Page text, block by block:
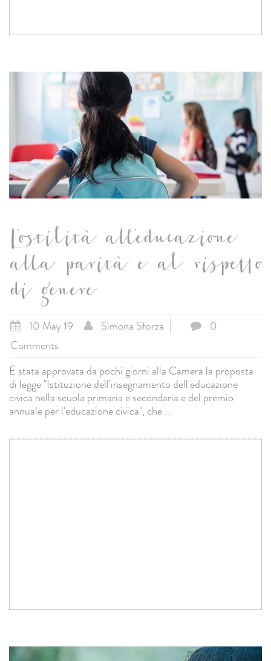
L'ostilità all'educazione
alla parità e al rispetto
di genere
10 May 19 Simona Sforza
0
Comments
È stata approvata da pochi giorni alla Camera la proposta
di legge "Istituzione dell'insegnamento dell'educazione
civica nella scuola primaria e secondaria e del premio
annuale per l'educazione civica", che...